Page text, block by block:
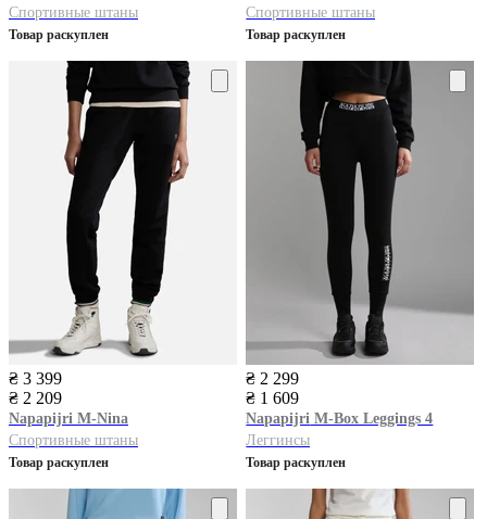
Спортивные штаны
Товар раскуплен
Спортивные штаны
Товар раскуплен
₴ 3 399
₴ 2 209
Napapijri M-Nina
Спортивные штаны
Товар раскуплен
₴ 2 299
₴ 1 609
Napapijri M-Box Leggings 4
Леггинсы
Товар раскуплен